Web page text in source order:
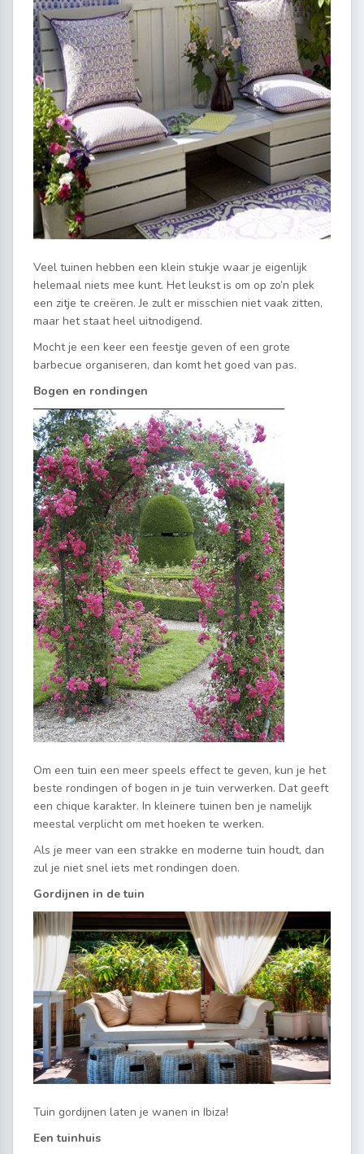
Veel tuinen hebben een klein stukje waar je eigenlijk
helemaal niets mee kunt. Het leukst is om op zo’n plek
een zitje te creëren. Je zult er misschien niet vaak zitten,
maar het staat heel uitnodigend.
Mocht je een keer een feestje geven of een grote
barbecue organiseren, dan komt het goed van pas.
Bogen en rondingen
Om een tuin een meer speels effect te geven, kun je het
beste rondingen of bogen in je tuin verwerken. Dat geeft
een chique karakter. In kleinere tuinen ben je namelijk
meestal verplicht om met hoeken te werken.
Als je meer van een strakke en moderne tuin houdt, dan
zul je niet snel iets met rondingen doen.
Gordijnen in de tuin
Tuin gordijnen laten je wanen in Ibiza!
Een tuinhuis